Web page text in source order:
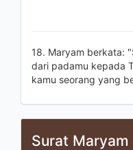
18. Maryam berkata:
dari padamu kepada
kamu seorang yang
Surat Maryam